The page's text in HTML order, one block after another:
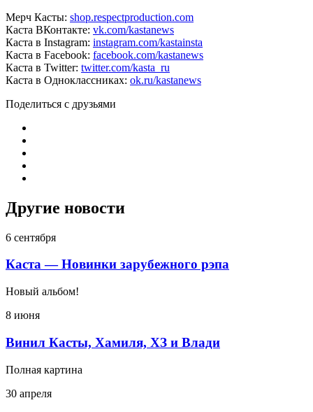
Мерч Касты: shop.respectproduction.com
Каста ВКонтакте: vk.com/kastanews
Каста в Instagram: instagram.com/kastainsta
Каста в Facebook: facebook.com/kastanews
Каста в Twitter: twitter.com/kasta_ru
Каста в Одноклассниках: ok.ru/kastanews
Поделиться с друзьями
Другие новости
6 сентября
Каста — Новинки зарубежного рэпа
Новый альбом!
8 июня
Винил Касты, Хамиля, ХЗ и Влади
Полная картина
30 апреля